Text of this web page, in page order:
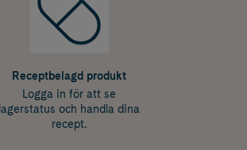
Receptbelagd produkt
Logga in för att se
lagerstatus och handla dina
recept.